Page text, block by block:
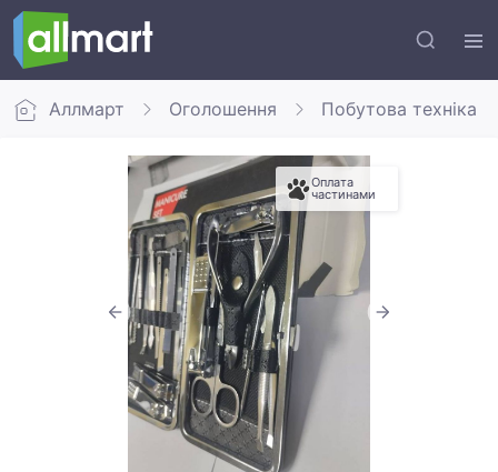
Аллмарт Оголошення Побутова техніка
Оплата
частинами